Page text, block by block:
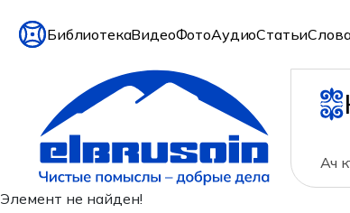
БиблиотекаВидеоФотоАудиоСтатьи
Ач
Элемент не найден!